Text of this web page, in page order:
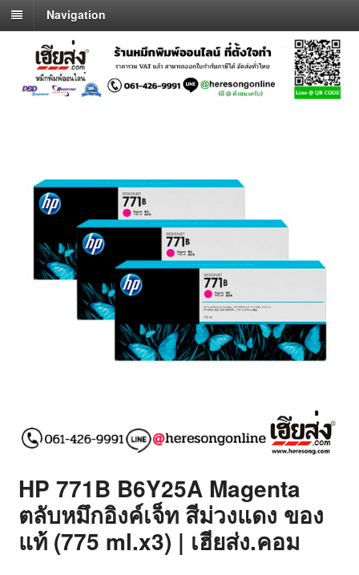
Navigation
HP 771B B6Y25A Magenta
ตลับหมึกอิงค์เจ็ท สีม่วงแดง ของ
แท้ (775 ml.x3) | เฮียส่ง.คอม